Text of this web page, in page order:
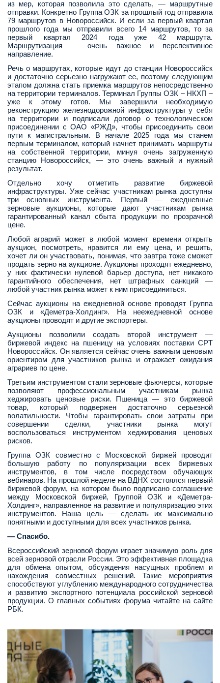
из мер, которая позволила это сделать, — маршрутные
отправки. Конкретно Группа ОЗК за прошлый год отправила
79 маршрутов в Новороссийск. И если за первый квартал
прошлого года мы отправили всего 14 маршрутов, то за
первый квартал 2024 года уже 42 маршрута.
Маршрутизация — очень важное и перспективное
направление.
Речь о маршрутах, которые идут до станции Новороссийск
и достаточно серьезно нагружают ее, поэтому следующим
этапом должна стать приемка маршрутов непосредственно
на территории терминалов. Терминал Группы ОЗК – НКХП –
уже к этому готов. Мы завершили необходимую
реконструкцию железнодорожной инфраструктуры у себя
на территории и подписали договор о технологическом
присоединении с ОАО «РЖД», чтобы присоединить свои
пути к магистральным. В начале 2025 года мы станем
первым терминалом, который начнет принимать маршруты
на собственной территории, минуя очень загруженную
станцию Новороссийск, — это очень важный и нужный
результат.
Отдельно хочу отметить развитие биржевой
инфраструктуры. Уже сейчас участникам рынка доступны
три основных инструмента. Первый — ежедневные
зерновые аукционы, которые дают участникам рынка
гарантированный канал сбыта продукции по прозрачной
цене.
Любой аграрий может в любой момент времени открыть
аукцион, посмотреть, нравится ли ему цена, и решить,
хочет ли он участвовать, понимая, что завтра тоже сможет
продать зерно на аукционе. Аукционы проходят ежедневно,
у них фактически нулевой барьер доступа, нет никакого
гарантийного обеспечения, нет штрафных санкций —
любой участник рынка может к ним присоединиться.
Сейчас аукционы на ежедневной основе проводят Группа
ОЗК и «Деметра-Холдинг». На неежедневной основе
аукционы проводят и другие экспортеры.
Аукционы позволили создать второй инструмент —
биржевой индекс на пшеницу на условиях поставки CPT
Новороссийск. Он является сейчас очень важным ценовым
ориентиром для участников рынка и отражает ожидания
аграриев по цене.
Третьим инструментом стали зерновые фьючерсы, которые
позволяют профессиональным участникам рынка
хеджировать ценовые риски. Пшеница — это биржевой
товар, который подвержен достаточно серьезной
волатильности. Чтобы гарантировать свои затраты при
совершении сделки, участники рынка могут
воспользоваться инструментом хеджирования ценовых
рисков.
Группа ОЗК совместно с Московской биржей проводит
большую работу по популяризации всех биржевых
инструментов, в том числе посредством обучающих
вебинаров. На прошлой неделе на ВДНХ состоялся первый
биржевой форум, на котором было подписано соглашение
между Московской биржей, Группой ОЗК и «Деметра-
Холдинг», направленное на развитие и популяризацию этих
инструментов. Наша цель — сделать их максимально
понятными и доступными для всех участников рынка.
— Спасибо.
Всероссийский зерновой форум играет значимую роль для
всей зерновой отрасли России. Это эффективная площадка
для обмена опытом, обсуждения насущных проблем и
нахождения совместных решений. Такие мероприятия
способствуют углублению международного сотрудничества
и развитию экспортного потенциала российской зерновой
продукции. О главных событиях форума читайте на сайте
РБК.